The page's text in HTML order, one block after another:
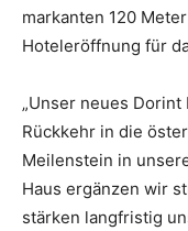
markanten 120
Hoteleröffnung für
„Unser neues
Rückkehr in die
Meilenstein in
Haus ergänzen wir
stärken langfristig